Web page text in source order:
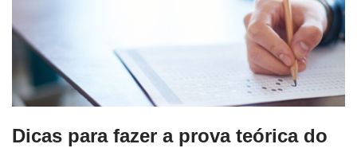
Dicas para fazer a prova teórica do